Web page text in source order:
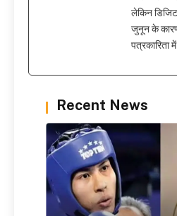
लेकिन
जुनून के
पत्रकारिता
Recent News